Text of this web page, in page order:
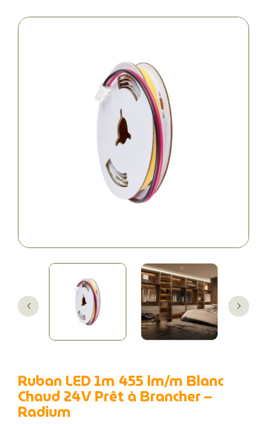
Ruban LED 1m 455 lm/m Blanc
Chaud 24V Prêt à Brancher –
Radium